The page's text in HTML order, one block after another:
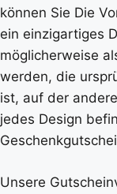
können Sie Die
ein einzigartiges
möglicherweise
werden, die
ist, auf der
jedes Design
Unsere